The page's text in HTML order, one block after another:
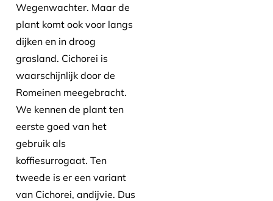
Wegenwachter. Maar de
plant komt ook voor langs
dijken en in droog
grasland. Cichorei is
waarschijnlijk door de
Romeinen meegebracht.
We kennen de plant ten
eerste goed van het
gebruik als
koffiesurrogaat. Ten
tweede is er een variant
van Cichorei, andijvie. Dus